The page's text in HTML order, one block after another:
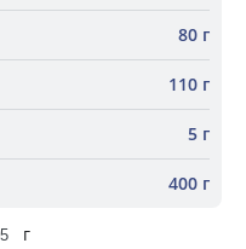
80 г
110 г
5 г
400 г
г